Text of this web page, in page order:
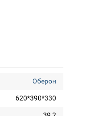
Оберон
620*390*330